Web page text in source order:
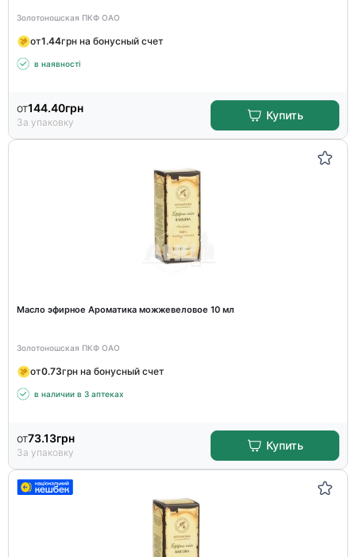
Золотоношская ПКФ ОАО
от1.44грн на бонусный счет
в наявності
от144.40грн
За упаковку
Купить
Масло эфирное Ароматика можжевеловое 10 мл
Золотоношская ПКФ ОАО
от0.73грн на бонусный счет
в наличии в 3 аптеках
от73.13грн
За упаковку
Купить